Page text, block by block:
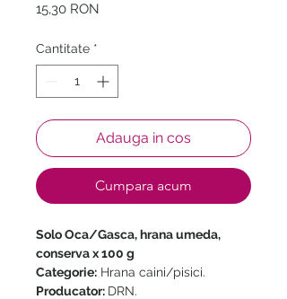
15,30 RON
Cantitate *
Adauga in cos
Cumpara acum
Solo Oca/Gasca, hrana umeda,
conserva x 100 g
Categorie: Hrana caini/pisici.
Producator: DRN.